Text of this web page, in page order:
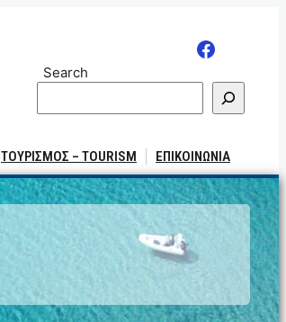
Search
ΤΟΥΡΙΣΜΟΣ – TOURISM ΕΠΙΚΟΙΝΩΝΙΑ